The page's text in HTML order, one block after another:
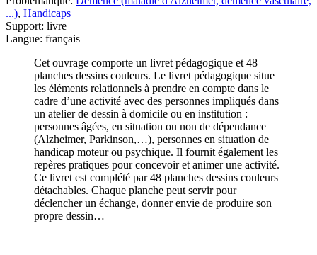
...), Handicaps
Support: livre
Langue: français
Cet ouvrage comporte un livret pédagogique et 48
planches dessins couleurs. Le livret pédagogique situe
les éléments relationnels à prendre en compte dans le
cadre d’une activité avec des personnes impliqués dans
un atelier de dessin à domicile ou en institution :
personnes âgées, en situation ou non de dépendance
(Alzheimer, Parkinson,…), personnes en situation de
handicap moteur ou psychique. Il fournit également les
repères pratiques pour concevoir et animer une activité.
Ce livret est complété par 48 planches dessins couleurs
détachables. Chaque planche peut servir pour
déclencher un échange, donner envie de produire son
propre dessin…